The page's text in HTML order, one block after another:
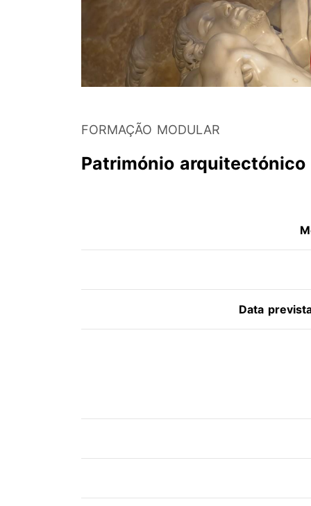
FORMAÇÃO MODULAR
Património arquitectónico
Data